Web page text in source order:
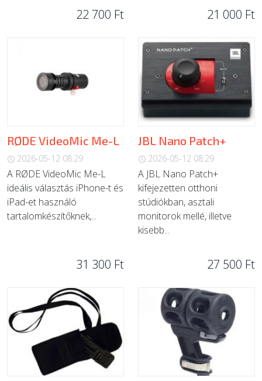
22 700 Ft 21 000 Ft
RØDE VideoMic Me-L
2026-05-12 08:29
A RØDE VideoMic Me-L
ideális választás iPhone-t és
iPad-et használó
tartalomkészítőknek,...
31 300 Ft
JBL Nano Patch+
2026-05-12 08:29
A JBL Nano Patch+
kifejezetten otthoni
stúdiókban, asztali
monitorok mellé, illetve
kisebb...
27 500 Ft